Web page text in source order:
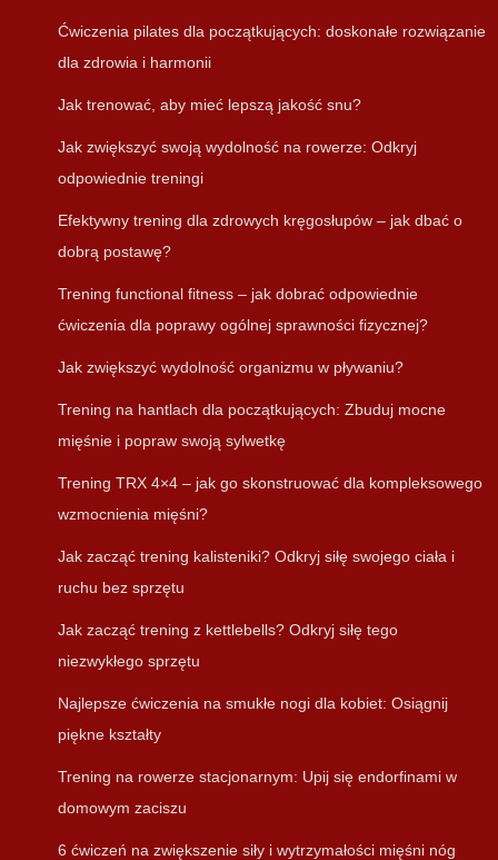
Ćwiczenia pilates dla początkujących: doskonałe rozwiązanie
dla zdrowia i harmonii
Jak trenować, aby mieć lepszą jakość snu?
Jak zwiększyć swoją wydolność na rowerze: Odkryj
odpowiednie treningi
Efektywny trening dla zdrowych kręgosłupów – jak dbać o
dobrą postawę?
Trening functional fitness – jak dobrać odpowiednie
ćwiczenia dla poprawy ogólnej sprawności fizycznej?
Jak zwiększyć wydolność organizmu w pływaniu?
Trening na hantlach dla początkujących: Zbuduj mocne
mięśnie i popraw swoją sylwetkę
Trening TRX 4×4 – jak go skonstruować dla kompleksowego
wzmocnienia mięśni?
Jak zacząć trening kalisteniki? Odkryj siłę swojego ciała i
ruchu bez sprzętu
Jak zacząć trening z kettlebells? Odkryj siłę tego
niezwykłego sprzętu
Najlepsze ćwiczenia na smukłe nogi dla kobiet: Osiągnij
piękne kształty
Trening na rowerze stacjonarnym: Upij się endorfinami w
domowym zaciszu
6 ćwiczeń na zwiększenie siły i wytrzymałości mięśni nóg